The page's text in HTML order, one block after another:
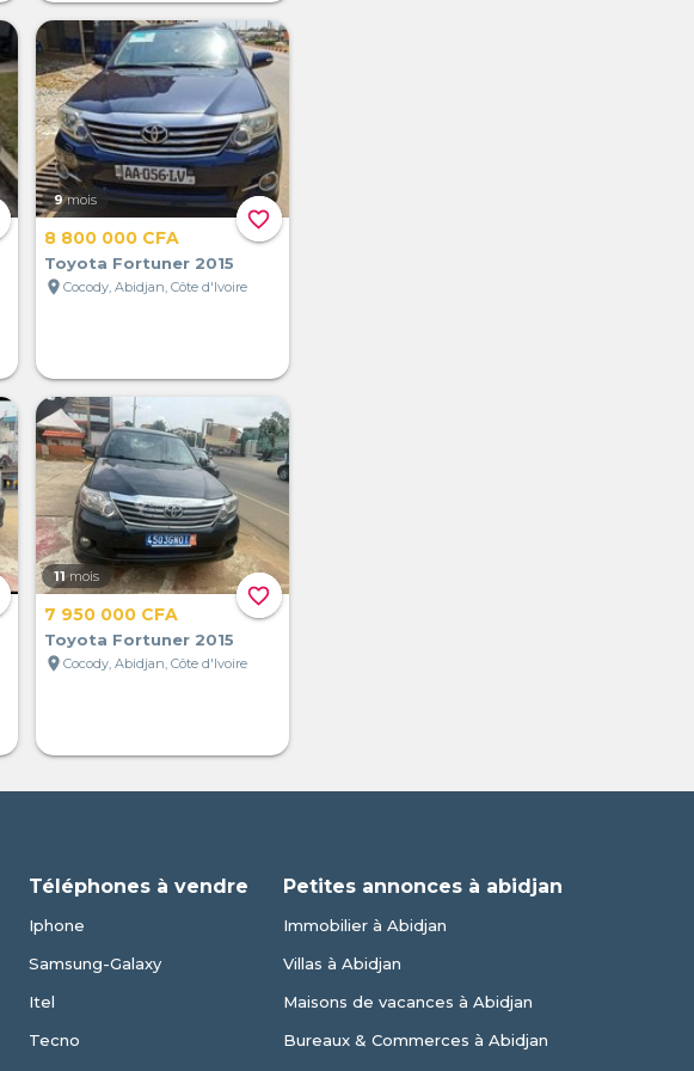
favorite_border
9 mois
8 800 000 CFA
Toyota Fortuner 2015
location_on Cocody, Abidjan, Côte d'Ivoire
favorite_border
11 mois
7 950 000 CFA
Toyota Fortuner 2015
location_on Cocody, Abidjan, Côte d'Ivoire
Téléphones à vendre
Iphone
Samsung-Galaxy
Itel
Tecno
Petites annonces à abidjan
Immobilier à Abidjan
Villas à Abidjan
Maisons de vacances à Abidjan
Bureaux & Commerces à Abidjan